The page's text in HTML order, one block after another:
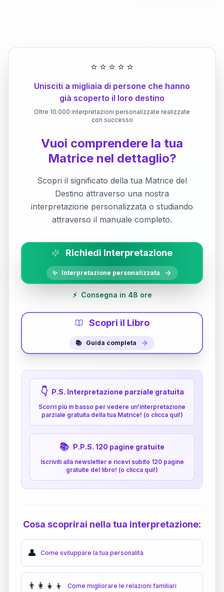
⭐ ⭐ ⭐ ⭐ ⭐
Unisciti a migliaia di persone che hanno
già scoperto il loro destino
Oltre 10.000 interpretazioni personalizzate realizzate
con successo
Vuoi comprendere la tua
Matrice nel dettaglio?
Scopri il significato della tua Matrice del
Destino attraverso una nostra
interpretazione personalizzata o studiando
attraverso il manuale completo.
Richiedi Interpretazione
✨ Interpretazione personalizzata
⚡ Consegna in 48 ore
Scopri il Libro
📚 Guida completa
👇 P.S. Interpretazione parziale gratuita
Scorri più in basso per vedere un'interpretazione
parziale gratuita della tua Matrice! (o clicca qui!)
📚 P.P.S. 120 pagine gratuite
Iscriviti alla newsletter e ricevi subito 120 pagine
gratuite del libro! (o clicca qui!)
Cosa scoprirai nella tua interpretazione:
👤 Come sviluppare la tua personalità
👨‍👩‍👧‍👦 Come migliorare le relazioni familiari